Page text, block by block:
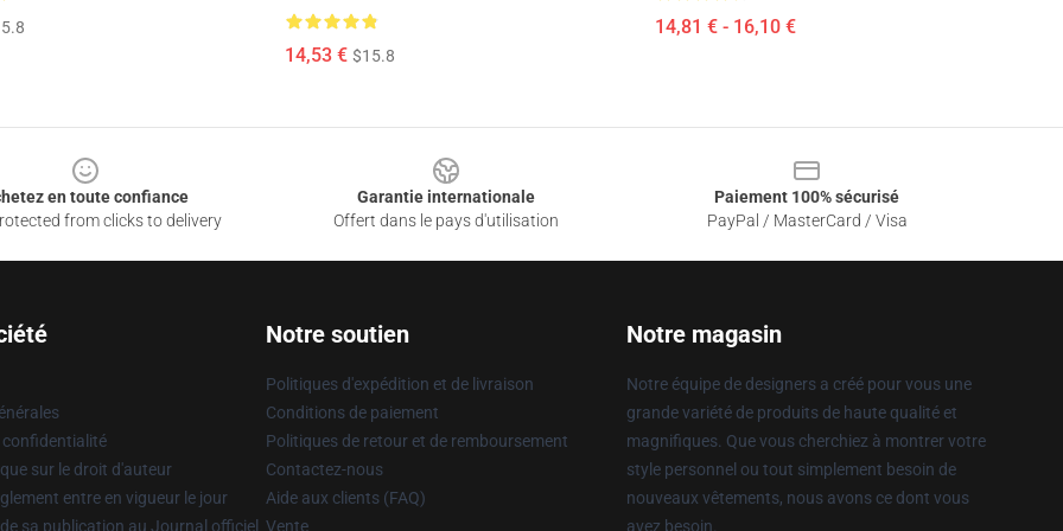
14,53 € $15.8
14,81 € - 16,10 €
en toute confiance
from clicks to delivery
Garantie internationale
Offert dans le pays d'utilisation
Paiement 100% sécurisé
PayPal / MasterCard / Visa
confidentialité
sur le droit d'auteur
entre en vigueur le jour
sa publication au Journal officiel
Notre soutien
Politiques d'expédition et de livraison
Conditions de paiement
Politiques de retour et de remboursement
Contactez-nous
Aide aux clients (FAQ)
Vente
Notre magasin
Notre équipe de designers a créé pour vous une
grande variété de produits de haute qualité et
magnifiques. Que vous cherchiez à montrer votre
style personnel ou tout simplement besoin de
nouveaux vêtements, nous avons ce dont vous
avez besoin.